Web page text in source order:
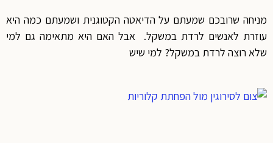
מניחה שרובכם שמעתם על הדיאטה הקטוגנית ושמעתם כמה היא
עוזרת לאנשים לרדת במשקל. אבל האם היא מתאימה גם למי
שלא רוצה לרדת במשקל? למי שיש